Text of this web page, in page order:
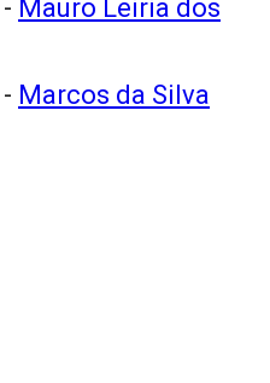
- Mauro Leiria dos
- Marcos da Silva